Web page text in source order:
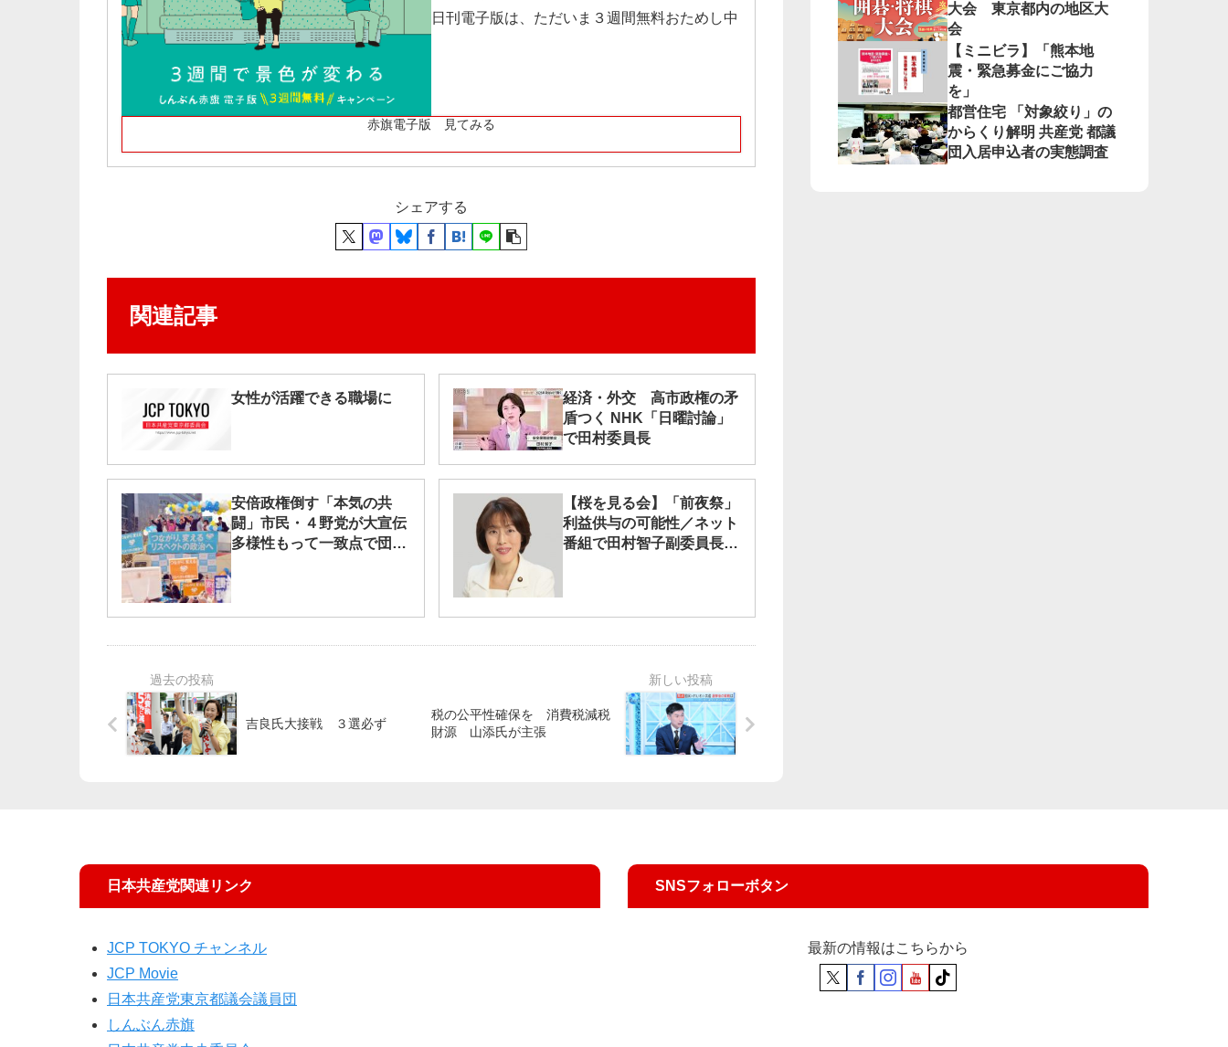
日刊電子版は、ただいま３週間無料おためし中
赤旗電子版 見てみる
シェアする
関連記事
女性が活躍できる職場に
経済・外交 高市政権の矛
盾つく NHK「日曜討論」
で田村委員長
安倍政権倒す「本気の共
闘」市民・４野党が大宣伝
多様性もって一致点で団結
【桜を見る会】「前夜祭」
利益供与の可能性／ネット
番組で田村智子副委員長・
吉良氏大接戦 ３選必ず
税の公平性確保を 消費税減税
財源 山添氏が主張
大会 東京都内の地区大
会
【ミニビラ】「熊本地
震・緊急募金にご協力
を」
都営住宅 「対象絞り」の
からくり解明 共産党 都議
団入居申込者の実態調査
日本共産党関連リンク
JCP TOKYO チャンネル
JCP Movie
日本共産党東京都議会議員団
しんぶん赤旗
SNSフォローボタン
最新の情報はこちらから